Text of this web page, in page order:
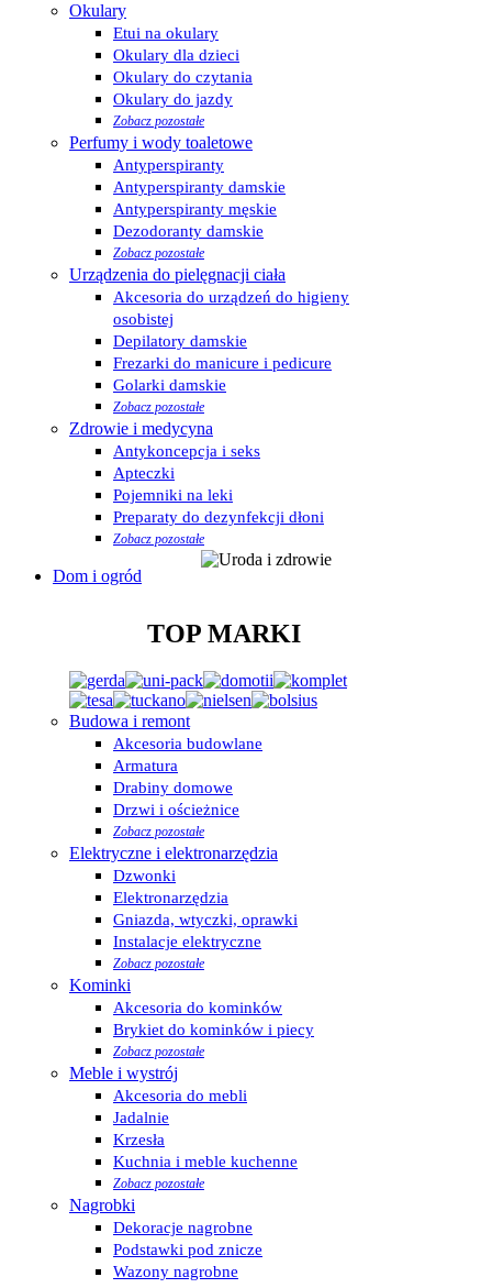
Okulary
Etui na okulary
Okulary dla dzieci
Okulary do czytania
Okulary do jazdy
Zobacz pozostałe
Perfumy i wody toaletowe
Antyperspiranty
Antyperspiranty damskie
Antyperspiranty męskie
Dezodoranty damskie
Zobacz pozostałe
Urządzenia do pielęgnacji ciała
Akcesoria do urządzeń do higieny
osobistej
Depilatory damskie
Frezarki do manicure i pedicure
Golarki damskie
Zobacz pozostałe
Zdrowie i medycyna
Antykoncepcja i seks
Apteczki
Pojemniki na leki
Preparaty do dezynfekcji dłoni
Zobacz pozostałe
Dom i ogród
TOP MARKI
Budowa i remont
Akcesoria budowlane
Armatura
Drabiny domowe
Drzwi i ościeżnice
Zobacz pozostałe
Elektryczne i elektronarzędzia
Dzwonki
Elektronarzędzia
Gniazda, wtyczki, oprawki
Instalacje elektryczne
Zobacz pozostałe
Kominki
Akcesoria do kominków
Brykiet do kominków i piecy
Zobacz pozostałe
Meble i wystrój
Akcesoria do mebli
Jadalnie
Krzesła
Kuchnia i meble kuchenne
Zobacz pozostałe
Nagrobki
Dekoracje nagrobne
Podstawki pod znicze
Wazony nagrobne